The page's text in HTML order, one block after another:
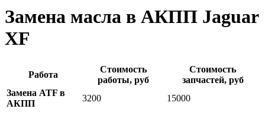
Замена масла в АКПП Jaguar
XF
Работа
Стоимость
работы, руб
Стоимость
запчастей, руб
Замена ATF в
АКПП
3200 15000